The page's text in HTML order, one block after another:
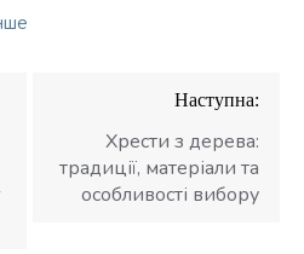
Наступна:
Хрести з дерева:
традиції, матеріали та
особливості вибору